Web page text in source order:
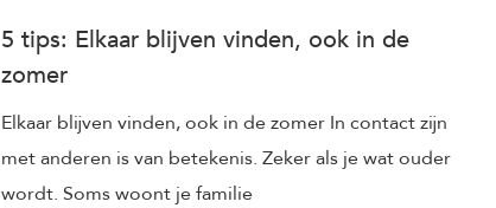
5 tips: Elkaar blijven vinden, ook in de
zomer
Elkaar blijven vinden, ook in de zomer In contact zijn
met anderen is van betekenis. Zeker als je wat ouder
wordt. Soms woont je familie